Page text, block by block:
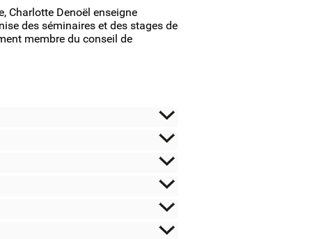
Charlotte Denoël enseigne
des séminaires et des stages de
membre du conseil de